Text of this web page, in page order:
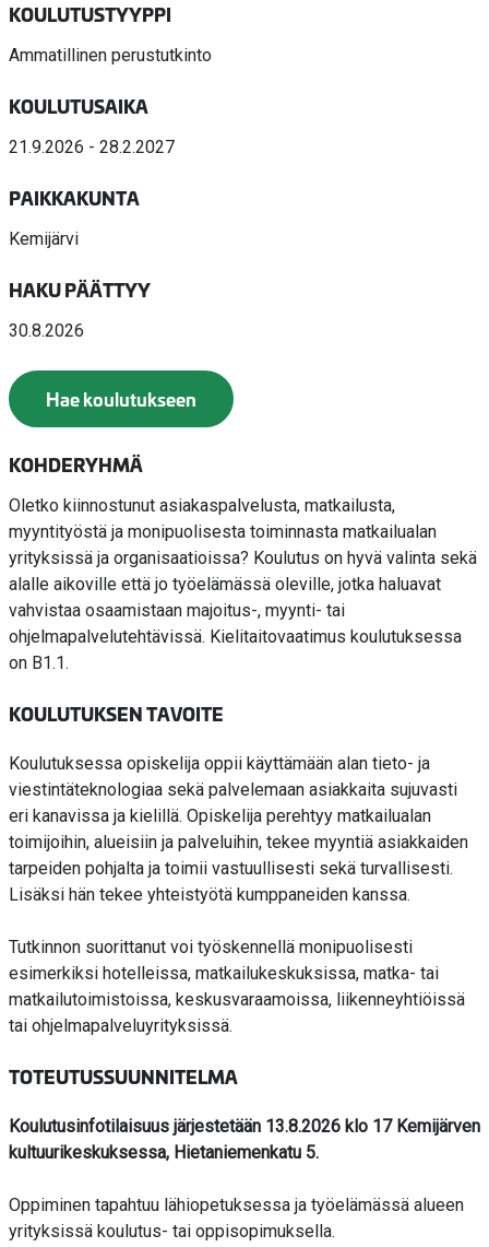
KOULUTUSTYYPPI
Ammatillinen perustutkinto
KOULUTUSAIKA
21.9.2026 - 28.2.2027
PAIKKAKUNTA
Kemijärvi
HAKU PÄÄTTYY
30.8.2026
Hae koulutukseen
KOHDERYHMÄ
Oletko kiinnostunut asiakaspalvelusta, matkailusta,
myyntityöstä ja monipuolisesta toiminnasta matkailualan
yrityksissä ja organisaatioissa? Koulutus on hyvä valinta sekä
alalle aikoville että jo työelämässä oleville, jotka haluavat
vahvistaa osaamistaan majoitus-, myynti- tai
ohjelmapalvelutehtävissä. Kielitaitovaatimus koulutuksessa
on B1.1.
KOULUTUKSEN TAVOITE
Koulutuksessa opiskelija oppii käyttämään alan tieto- ja
viestintäteknologiaa sekä palvelemaan asiakkaita sujuvasti
eri kanavissa ja kielillä. Opiskelija perehtyy matkailualan
toimijoihin, alueisiin ja palveluihin, tekee myyntiä asiakkaiden
tarpeiden pohjalta ja toimii vastuullisesti sekä turvallisesti.
Lisäksi hän tekee yhteistyötä kumppaneiden kanssa.
Tutkinnon suorittanut voi työskennellä monipuolisesti
esimerkiksi hotelleissa, matkailukeskuksissa, matka- tai
matkailutoimistoissa, keskusvaraamoissa, liikenneyhtiöissä
tai ohjelmapalveluyrityksissä.
TOTEUTUSSUUNNITELMA
Koulutusinfotilaisuus järjestetään 13.8.2026 klo 17 Kemijärven
kultuurikeskuksessa, Hietaniemenkatu 5.
Oppiminen tapahtuu lähiopetuksessa ja työelämässä alueen
yrityksissä koulutus- tai oppisopimuksella.